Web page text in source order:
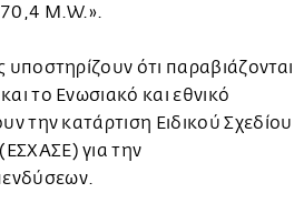
Μ.W.».
ότι παραβιάζονται
το Ενωσιακό και εθνικό
την κατάρτιση Ειδικού Σχεδίου
για την